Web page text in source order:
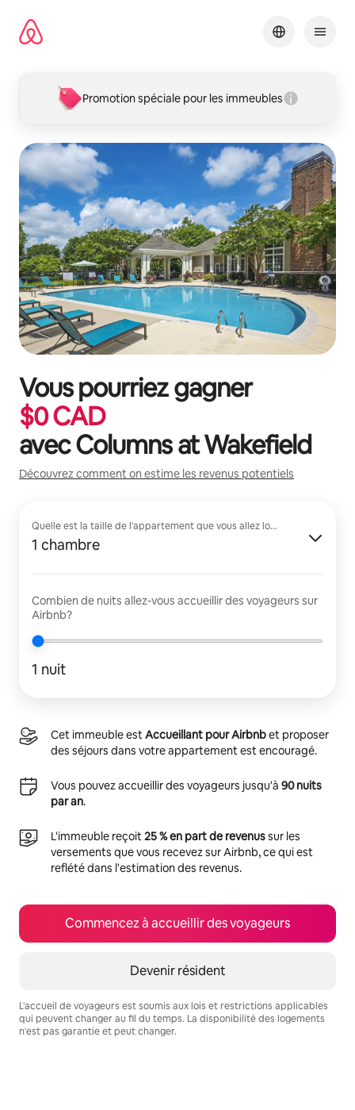
directement
Promotion spéciale pour les immeubles
Vous pourriez gagner
$0CAD
avecColumns at Wakefield
Découvrez comment on estime les revenus potentiels
Quelle est la taille de l'appartement que vous allez louer?
1 chambre
Combien de nuits allez-vous accueillir des voyageurs sur
Airbnb?
1 nuit
Cet immeuble estAccueillant pour Airbnbet proposer
des séjours dans votre appartement est encouragé.
Vous pouvez accueillir des voyageurs jusqu'à 90 nuits
par an.
L'immeuble reçoit25 % en part de revenussur les
versements que vous recevez sur Airbnb, ce qui est
reflété dans l'estimation des revenus.
Commencez à accueillir des voyageurs
Devenir résident
L'accueil de voyageurs est soumis aux lois et restrictions applicables
qui peuvent changer au fil du temps. La disponibilité des logements
n'est pas garantie et peut changer.